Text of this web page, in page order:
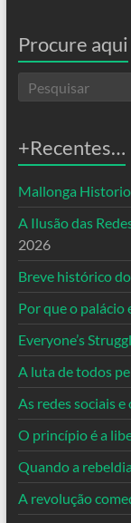
Procure aqui
+Recentes…
Mallonga
A Ilusão das
2026
Breve histórico
Por que o palácio
Everyone’s
A luta de todos
As redes sociais
O princípio é a
Quando a
A revolução